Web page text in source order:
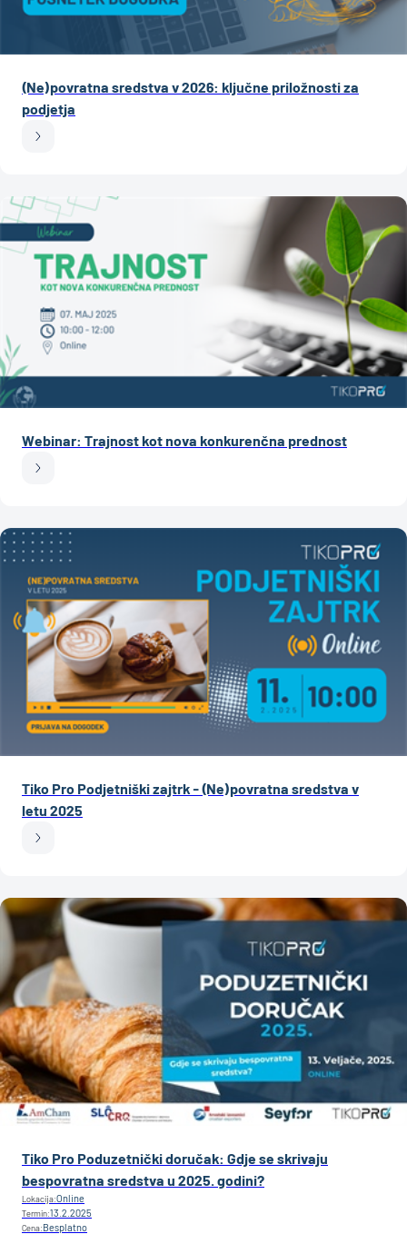
(Ne)povratna sredstva v 2026: ključne priložnosti za
podjetja
Webinar: Trajnost kot nova konkurenčna prednost
Tiko Pro Podjetniški zajtrk - (Ne)povratna sredstva v
letu 2025
Tiko Pro Poduzetnički doručak: Gdje se skrivaju
bespovratna sredstva u 2025. godini?
Lokacija:Online
Termin:13.2.2025
Cena:Besplatno